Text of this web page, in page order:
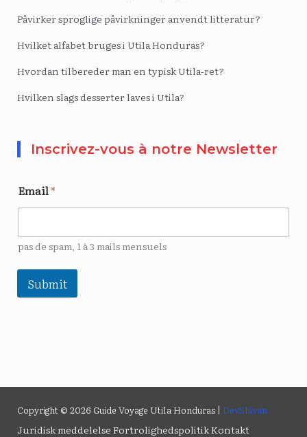
Påvirker sproglige påvirkninger anvendt litteratur?
Hvilket alfabet bruges i Utila Honduras?
Hvordan tilbereder man en typisk Utila-ret?
Hvilken slags desserter laves i Utila?
Inscrivez-vous à notre Newsletter
Email*
pas de spam, 1 à 3 mails mensuels
Submit
Copyright © 2026 Guide Voyage Utila Honduras | DevShivan
Juridisk meddelelse FortrolighedspolitikKontakt